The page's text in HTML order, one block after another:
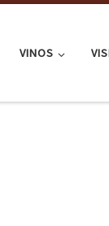
VINOS